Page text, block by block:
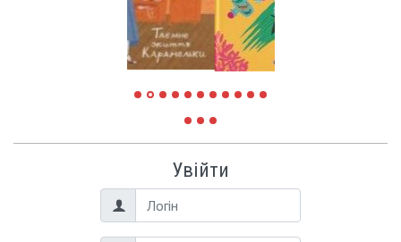
Увійти
Логін